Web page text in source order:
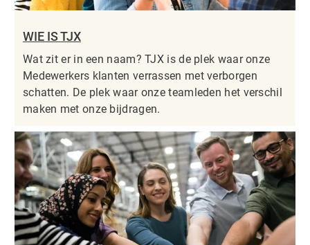
WIE IS TJX
Wat zit er in een naam? TJX is de plek waar onze
Medewerkers klanten verrassen met verborgen
schatten. De plek waar onze teamleden het verschil
maken met onze bijdragen.